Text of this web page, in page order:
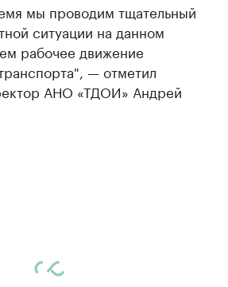
мы проводим тщательный
ситуации на данном
рабочее движение
— отметил
АНО «ТДОИ» Андрей